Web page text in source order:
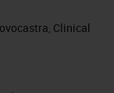
Clinical